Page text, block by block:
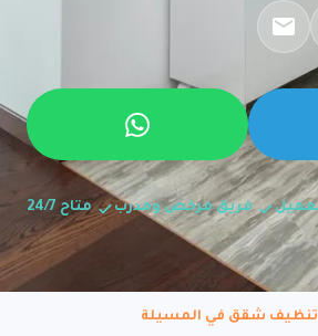
فريق مرخص ومدرب متاح 24/7
تنظيف شقق في المسيلة